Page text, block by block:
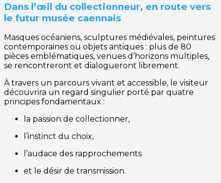
Dans l’œil du collectionneur, en route vers
le futur musée caennais
Masques océaniens, sculptures médiévales, peintures
contemporaines ou objets antiques : plus de 80
pièces emblématiques, venues d’horizons multiples,
se rencontreront et dialogueront librement.
À travers un parcours vivant et accessible, le visiteur
découvrira un regard singulier porté par quatre
principes fondamentaux :
la passion de collectionner,
l’instinct du choix,
l’audace des rapprochements
et le désir de transmission.